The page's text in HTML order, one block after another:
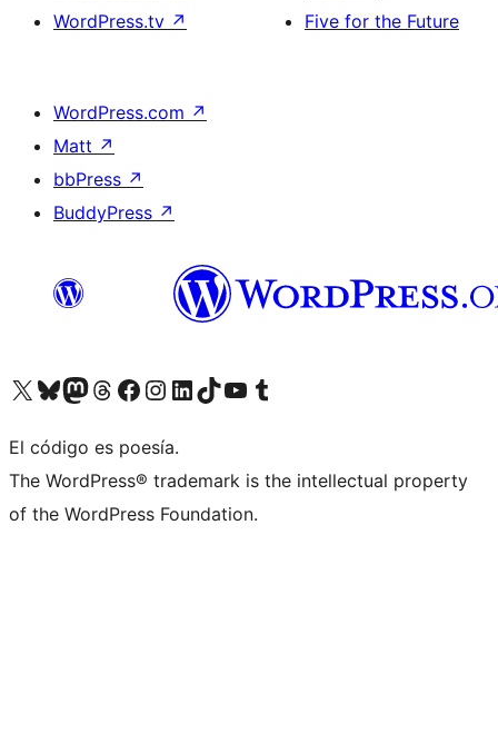
WordPress.tv ↗
Five for the Future
WordPress.com ↗
Matt ↗
bbPress ↗
BuddyPress ↗
Visita nuestra cuenta de X (anteriormente Twitter)
Visita nuestra cuenta de Bluesky
Visita nuestra cuenta de Mastodon
Visita nuestra cuenta de Threads
Visita nuestra página de Facebook
Visita nuestra cuenta de Instagram
Visita nuestra cuenta de LinkedIn
Visita nuestra cuenta de TikTok
Visita nuestro canal de YouTube
Visita nuestra cuenta de Tumblr
El código es poesía.
The WordPress® trademark is the intellectual property
of the WordPress Foundation.